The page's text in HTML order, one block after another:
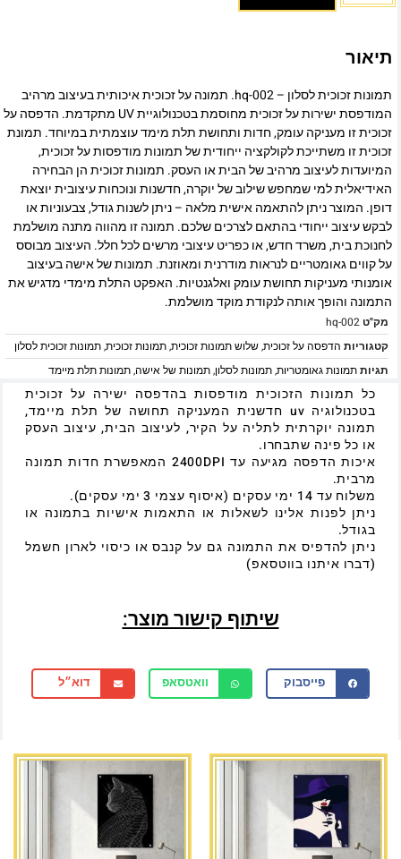
תיאור
תמונות זכוכית לסלון – hq-002. תמונה על זכוכית איכותית בעיצוב מרהיב
המודפסת ישירות על זכוכית מחוסמת בטכנולוגיית UV מתקדמת. הדפסה על
זכוכית זו מעניקה עומק, חדות ותחושת תלת מימד עוצמתית במיוחד. תמונת
זכוכית זו משתייכת לקולקציה ייחודית של תמונות מודפסות על זכוכית,
המיועדות לעיצוב מרהיב של הבית או העסק. תמונות זכוכית הן הבחירה
האידיאלית למי שמחפש שילוב של יוקרה, חדשנות ונוכחות עיצובית יוצאת
דופן. המוצר ניתן להתאמה אישית מלאה – ניתן לשנות גודל, צבעוניות או
לבקש עיצוב ייחודי בהתאם לצרכים שלכם. תמונה זו מהווה מתנה מושלמת
לחנוכת בית, משרד חדש, או כפריט עיצובי מרשים לכל חלל. העיצוב מבוסס
על קווים גאומטריים לנראות מודרנית ומאוזנת. תמונות של אישה בעיצוב
אומנותי מעניקות תחושת עומק ואלגנטיות. האפקט התלת מימדי מדגיש את
התמונה והופך אותה לנקודת מוקד מושלמת.
מק"טhq-002
קטגוריות הדפסה על זכוכית,שלוש תמונות זכוכית,תמונות זכוכית,תמונות זכוכית לסלון
תגיותתמונות גאומטריות,תמונות לסלון,תמונות של אישה,תמונות תלת מיימד
כל תמונות הזכוכית מודפסות בהדפסה ישירה על זכוכית
בטכנולוגיה uv חדשנית המעניקה תחושה של תלת מיימד,
תמונה יוקרתית לתליה על הקיר, לעיצוב הבית, עיצוב העסק
או כל פינה שתבחרו.
איכות הדפסה מגיעה עד 2400DPI המאפשרת חדות תמונה
מרבית.
משלוח עד 14 ימי עסקים (איסוף עצמי 3 ימי עסקים).
ניתן לפנות אלינו לשאלות או התאמות אישיות בתמונה או
בגודל.
ניתן להדפיס את התמונה גם על קנבס או כיסוי לארון חשמל
(דברו איתנו בווטסאפ)
שיתוף קישור מוצר:
פייסבוק וואטסאפ דוא״ל